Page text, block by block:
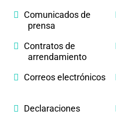
Comunicados de
prensa
Contratos de
arrendamiento
Correos electrónicos
Declaraciones